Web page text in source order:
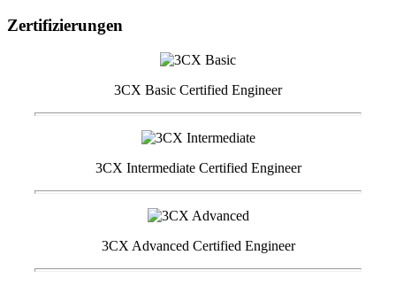
Zertifizierungen
3CX Basic Certified Engineer
3CX Intermediate Certified Engineer
3CX Advanced Certified Engineer